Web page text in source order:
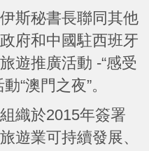
斯秘書長聯同其他
府和中國駐西班牙
遊推廣活動 -“感受
“澳門之夜”。
織於2015年簽署
遊業可持續發展、